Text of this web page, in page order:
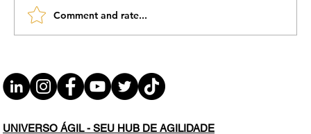
Os Desafios para se Inserir no Mercado
de Trabalho QUI 16.10.25 12h31
Comment and rate...
UNIVERSO ÁGIL - SEU HUB DE AGILIDADE